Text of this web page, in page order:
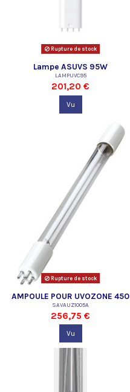
Rupture de stock
Lampe ASUVS 95W
LAMPUVC95
201,20 €
Vu
Rupture de stock
AMPOULE POUR UVOZONE 450
SAVAUZ1005A
256,75 €
Vu